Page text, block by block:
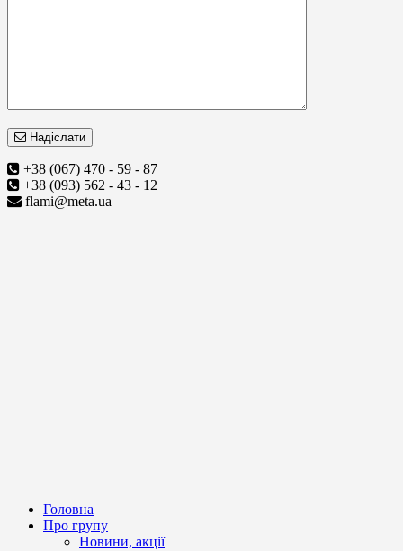
Надіслати
+38 (067) 470 - 59 - 87
+38 (093) 562 - 43 - 12
flami@meta.ua
Головна
Про групу
Новини, акції